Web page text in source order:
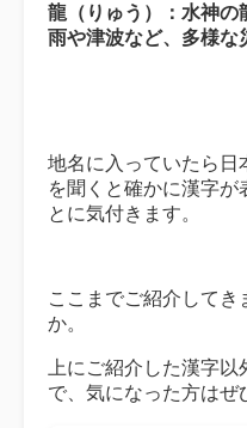
龍（りゅう）：水神の
雨や津波など、多様な
地名に入っていたら日
を聞くと確かに漢字
とに気付きます。
ここまでご紹介してき
か。
上にご紹介した漢字
で、気になった方はぜ